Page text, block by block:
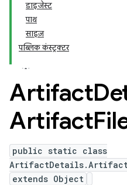
डाइजेस्ट
पाथ
साइज़
पब्लिक कंस्ट्रक्टर
Artifact
Artifact
public static class
extends Object